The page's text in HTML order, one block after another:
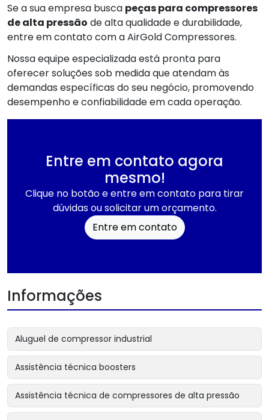
Se a sua empresa busca peças para compressores
de alta pressão de alta qualidade e durabilidade,
entre em contato com a AirGold Compressores.
Nossa equipe especializada está pronta para
oferecer soluções sob medida que atendam às
demandas específicas do seu negócio, promovendo
desempenho e confiabilidade em cada operação.
Entre em contato agora
mesmo!
Clique no botão e entre em contato para tirar
dúvidas ou solicitar um orçamento.
Entre em contato
Informações
Aluguel de compressor industrial
Assistência técnica boosters
Assistência técnica de compressores de alta pressão